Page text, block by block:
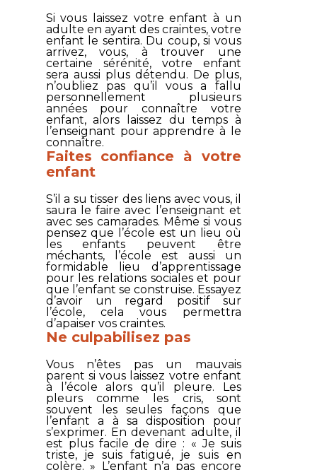
Si vous laissez votre enfant à un
adulte en ayant des craintes, votre
enfant le sentira. Du coup, si vous
arrivez, vous, à trouver une
certaine sérénité, votre enfant
sera aussi plus détendu. De plus,
n’oubliez pas qu’il vous a fallu
personnellement plusieurs
années pour connaître votre
enfant, alors laissez du temps à
l’enseignant pour apprendre à le
connaître.
Faites confiance à votre
enfant
S’il a su tisser des liens avec vous, il
saura le faire avec l’enseignant et
avec ses camarades. Même si vous
pensez que l’école est un lieu où
les enfants peuvent être
méchants, l’école est aussi un
formidable lieu d’apprentissage
pour les relations sociales et pour
que l’enfant se construise. Essayez
d’avoir un regard positif sur
l’école, cela vous permettra
d’apaiser vos craintes.
Ne culpabilisez pas
Vous n’êtes pas un mauvais
parent si vous laissez votre enfant
à l’école alors qu’il pleure. Les
pleurs comme les cris, sont
souvent les seules façons que
l’enfant a à sa disposition pour
s’exprimer. En devenant adulte, il
est plus facile de dire : « Je suis
triste, je suis fatigué, je suis en
colère. » L’enfant n’a pas encore